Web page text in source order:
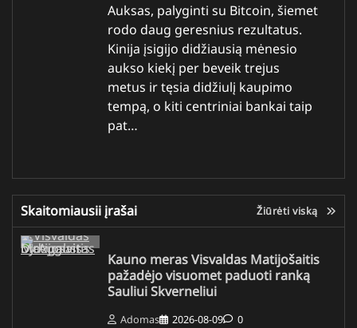
Auksas, palyginti su Bitcoin, šiemet
rodo daug geresnius rezultatus.
Kinija įsigijo didžiausią mėnesio
aukso kiekį per beveik trejus
metus ir tęsia didžiulį kaupimo
tempą, o kiti centriniai bankai taip
pat…
Skaitomiausii įrašai Žiūrėti viską
Kauno meras Visvaldas Matijošaitis
pažadėjo visuomet paduoti ranką
Sauliui Skverneliui
Adomas 2026-08-09 0